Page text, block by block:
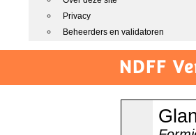
Privacy
Beheerders en validatoren
NDFF